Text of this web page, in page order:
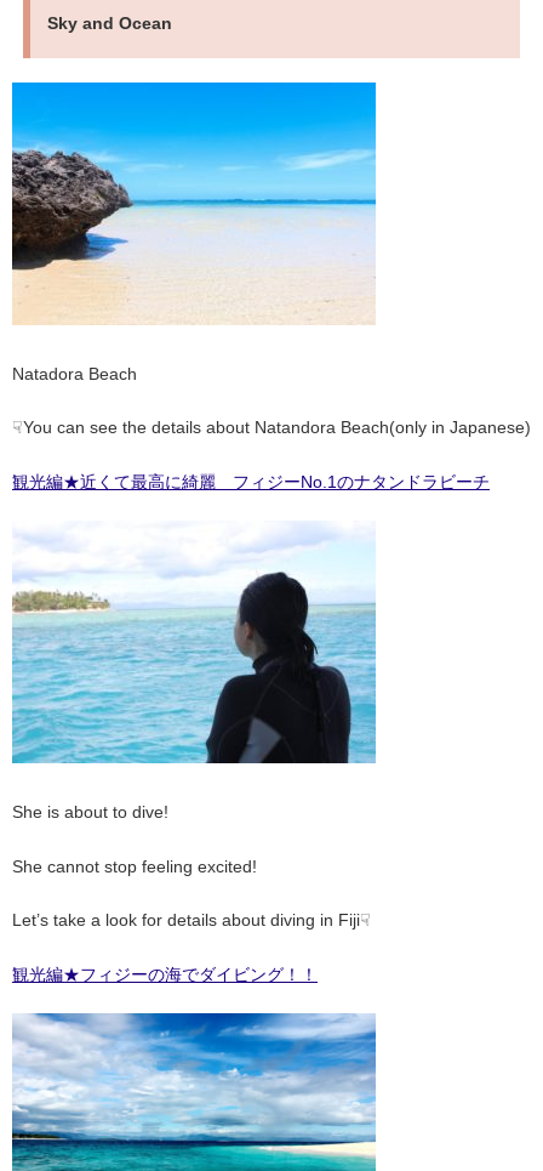
Sky and Ocean
Natadora Beach
☟You can see the details about Natandora Beach(only in Japanese)
観光編★近くて最高に綺麗 フィジーNo.1のナタンドラビーチ
She is about to dive!
She cannot stop feeling excited!
Let’s take a look for details about diving in Fiji☟
観光編★フィジーの海でダイビング！！